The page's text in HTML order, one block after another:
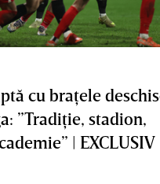
cu braţele
”Tradiţie, stadion,
| EXCLUSIV